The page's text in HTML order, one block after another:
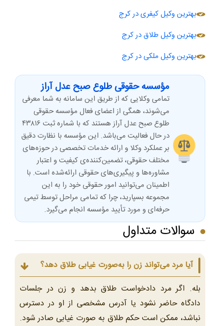
بهترین وکیل کیفری در کرج
بهترین وکیل طلاق در کرج
بهترین وکیل ملکی در کرج
مؤسسه حقوقی طلوع صبح عدل آراز
تمامی وکلایی که از طریق این سامانه به شما معرفی
می‌شوند، همگی از اعضای فعال مؤسسه حقوقی
طلوع صبح عدل آراز هستند که با شماره ثبت ۴۳۸۱۶
در حال فعالیت می‌باشد. این مؤسسه با نظارت دقیق
بر عملکرد وکلا و ارائه خدمات تخصصی در حوزه‌های
مختلف حقوقی، تضمین‌کننده‌ی کیفیت و اعتبار
مشاوره‌ها و پیگیری‌های حقوقی ارائه‌شده است. با
اطمینان می‌توانید امور حقوقی خود را به این
مجموعه بسپارید، چرا که تمامی مراحل توسط تیمی
حرفه‌ای و مورد تأیید مؤسسه انجام می‌گیرد.
سوالات متداول
آیا مرد می‌تواند زن را به‌صورت غیابی طلاق دهد؟
بله. اگر مرد دادخواست طلاق بدهد و زن در جلسات
دادگاه حاضر نشود یا آدرس مشخصی از او در دسترس
نباشد، ممکن است حکم طلاق به صورت غیابی صادر شود.